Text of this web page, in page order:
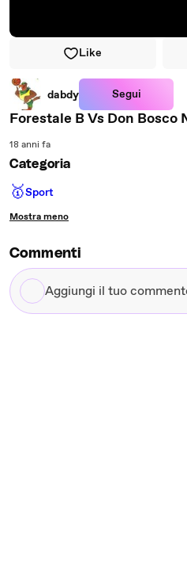
Like
dabdy Segui
Forestale B Vs Don Bosco
18 anni fa
Categoria
🥇Sport
Mostra meno
Commenti
Aggiungi
il